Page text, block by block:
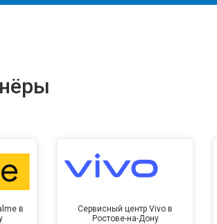
в
Сервисный центр Vivo в
Ростове-на-Дону